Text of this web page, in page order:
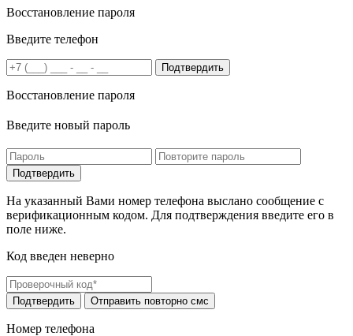
Восстановление пароля
Введите телефон
Подтвердить
Восстановление пароля
Введите новый пароль
На указанный Вами номер телефона выслано сообщение с
верификационным кодом. Для подтверждения введите его в
поле ниже.
Код введен неверно
Номер телефона